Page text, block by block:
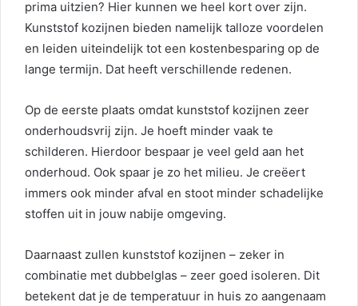
prima uitzien? Hier kunnen we heel kort over zijn.
Kunststof kozijnen bieden namelijk talloze voordelen
en leiden uiteindelijk tot een kostenbesparing op de
lange termijn. Dat heeft verschillende redenen.
Op de eerste plaats omdat kunststof kozijnen zeer
onderhoudsvrij zijn. Je hoeft minder vaak te
schilderen. Hierdoor bespaar je veel geld aan het
onderhoud. Ook spaar je zo het milieu. Je creëert
immers ook minder afval en stoot minder schadelijke
stoffen uit in jouw nabije omgeving.
Daarnaast zullen kunststof kozijnen – zeker in
combinatie met dubbelglas – zeer goed isoleren. Dit
betekent dat je de temperatuur in huis zo aangenaam